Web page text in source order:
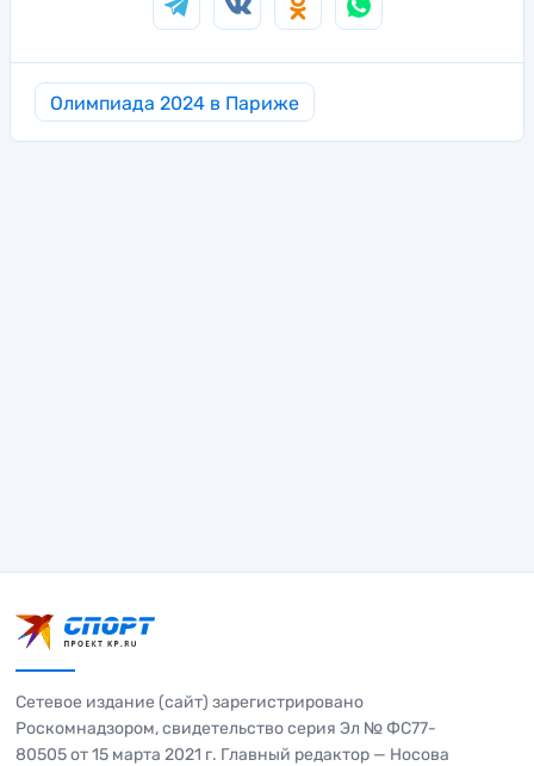
Олимпиада 2024 в Париже
Сетевое издание (сайт) зарегистрировано
Роскомнадзором, свидетельство серия Эл № ФС77-
80505 от 15 марта 2021 г. Главный редактор — Носова